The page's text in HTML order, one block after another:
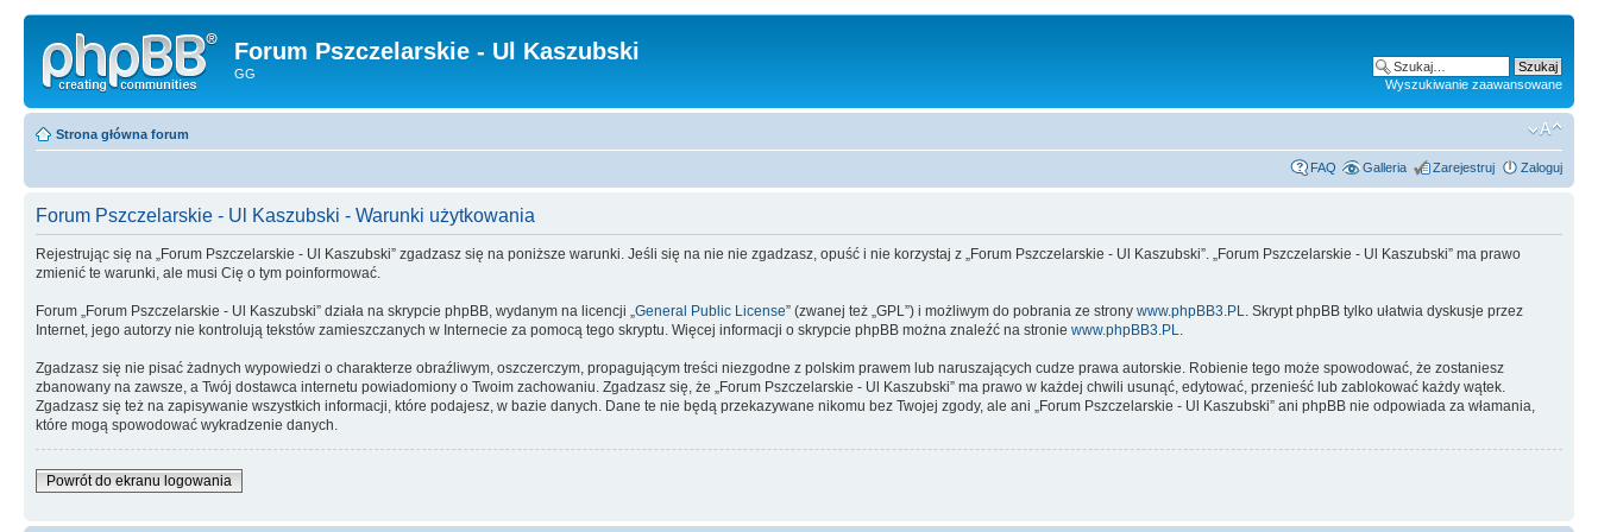
Forum Pszczelarskie - Ul Kaszubski
GG
Wyszukiwanie zaawansowane
Strona główna forum
FAQ Galleria Zarejestruj Zaloguj
Forum Pszczelarskie - Ul Kaszubski - Warunki użytkowania
Rejestrując się na „Forum Pszczelarskie - Ul Kaszubski” zgadzasz się na poniższe warunki. Jeśli się na nie nie zgadzasz, opuść i nie korzystaj z „Forum Pszczelarskie - Ul Kaszubski”. „Forum Pszczelarskie - Ul Kaszubski” ma prawo
zmienić te warunki, ale musi Cię o tym poinformować.
Forum „Forum Pszczelarskie - Ul Kaszubski” działa na skrypcie phpBB, wydanym na licencji „ General Public License” (zwanej też „GPL”) i możliwym do pobrania ze strony www.phpBB3.PL
. Skrypt phpBB tylko ułatwia dyskusje przez
Internet, jego autorzy nie kontrolują tekstów zamieszczanych w Internecie za pomocą tego skryptu. Więcej informacji o skrypcie phpBB można znaleźć na stronie www.phpBB3.PL
Zgadzasz się nie pisać żadnych wypowiedzi o charakterze obraźliwym, oszczerczym, propagującym treści niezgodne z polskim prawem lub naruszających cudze prawa autorskie. Robienie tego może spowodować, że zostaniesz
zbanowany na zawsze, a Twój dostawca internetu powiadomiony o Twoim zachowaniu. Zgadzasz się, że „Forum Pszczelarskie - Ul Kaszubski” ma prawo w każdej chwili usunąć, edytować, przenieść lub zablokować każdy wątek.
Zgadzasz się też na zapisywanie wszystkich informacji, które podajesz, w bazie danych. Dane te nie będą przekazywane nikomu bez Twojej zgody, ale ani „Forum Pszczelarskie - Ul Kaszubski” ani phpBB nie odpowiada za włamania,
które mogą spowodować wykradzenie danych.
Powrót do ekranu logowania